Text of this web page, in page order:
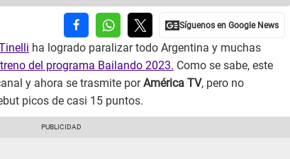
ha logrado paralizar todo Argentina y muchas
del programa Bailando 2023. Como se sabe, este
y ahora se trasmite porAmérica TV, pero no
picos de casi 15 puntos.